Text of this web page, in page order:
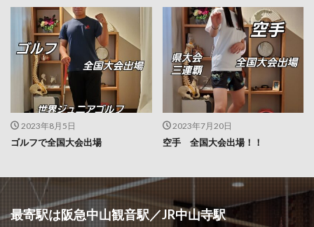
2023年8月5日
ゴルフで全国大会出場
2023年7月20日
空手 全国大会出場！！
最寄駅は阪急中山観音駅／JR中山寺駅